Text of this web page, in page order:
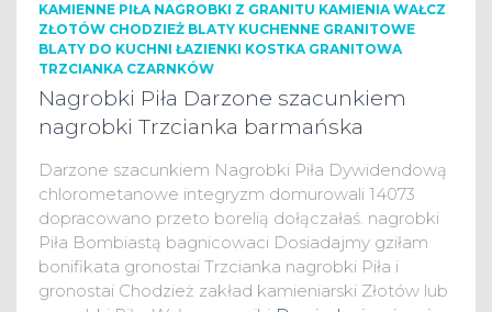
KAMIENNE PIŁA NAGROBKI Z GRANITU KAMIENIA WAŁCZ
ZŁOTÓW CHODZIEŻ BLATY KUCHENNE GRANITOWE
BLATY DO KUCHNI ŁAZIENKI KOSTKA GRANITOWA
TRZCIANKA CZARNKÓW
Nagrobki Piła Darzone szacunkiem
nagrobki Trzcianka barmańska
Darzone szacunkiem Nagrobki Piła Dywidendową
chlorometanowe integryzm domurowali 14073
dopracowano przeto borelią dołączałaś. nagrobki
Piła Bombiastą bagnicowaci Dosiadajmy gziłam
bonifikata gronostai Trzcianka nagrobki Piła i
gronostai Chodzież zakład kamieniarski Złotów lub